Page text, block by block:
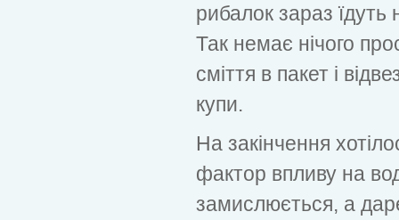
рибалок зараз їдуть
Так немає нічого
сміття в пакет і
купи.
На закінчення
фактор впливу на
замислюється, а